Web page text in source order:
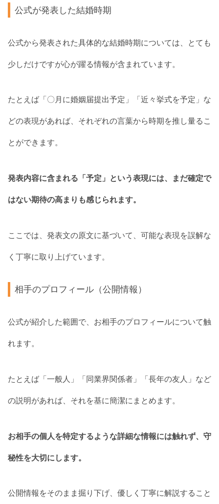
公式が発表した結婚時期
公式から発表された具体的な結婚時期については、とても
少しだけですが心が躍る情報が含まれています。
たとえば「〇月に婚姻届提出予定」「近々挙式を予定」な
どの表現があれば、それぞれの言葉から時期を推し量るこ
とができます。
発表内容に含まれる「予定」という表現には、まだ確定で
はない期待の高まりも感じられます。
ここでは、発表文の原文に基づいて、可能な表現を誤解な
く丁寧に取り上げています。
相手のプロフィール（公開情報）
公式が紹介した範囲で、お相手のプロフィールについて触
れます。
たとえば「一般人」「同業界関係者」「長年の友人」など
の説明があれば、それを基に簡潔にまとめます。
お相手の個人を特定するような詳細な情報には触れず、守
秘性を大切にします。
公開情報をそのまま掘り下げ、優しく丁寧に解説すること